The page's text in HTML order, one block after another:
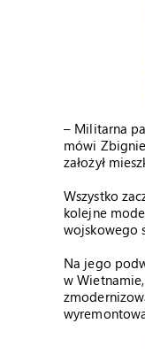
– Militarna
mówi
założył
Wszystko
kolejne
wojskowego
Na jego
w